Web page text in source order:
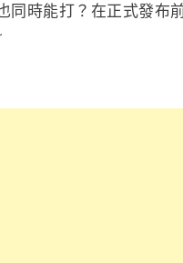
同時能打？在正式發布